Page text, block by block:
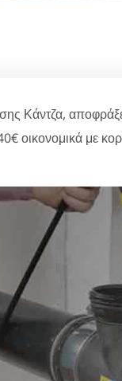
Κάντζα,
οικονομικά με